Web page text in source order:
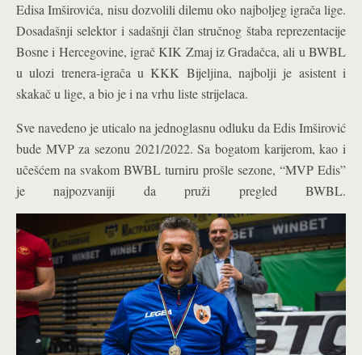
Edisa Imširovića, nisu dozvolili dilemu oko najboljeg igrača lige.
Dosadašnji selektor i sadašnji član stručnog štaba reprezentacije
Bosne i Hercegovine, igrač KIK Zmaj iz Gradačca, ali u BWBL
u ulozi trenera-igrača u KKK Bijeljina, najbolji je asistent i
skakač u lige, a bio je i na vrhu liste strijelaca.
Sve navedeno je uticalo na jednoglasnu odluku da Edis Imširović
bude MVP za sezonu 2021/2022. Sa bogatom karijerom, kao i
učešćem na svakom BWBL turniru prošle sezone, “MVP Edis”
je najpozvaniji da pruži pregled BWBL.